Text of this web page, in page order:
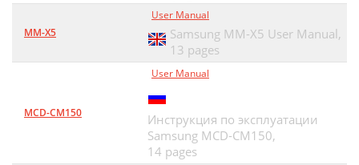
MM-X5
User Manual
Samsung MM-X5 User Manual,
13 pages
MCD-CM150
User Manual
Инструкция по эксплуатации
Samsung MCD-CM150,
14 pages